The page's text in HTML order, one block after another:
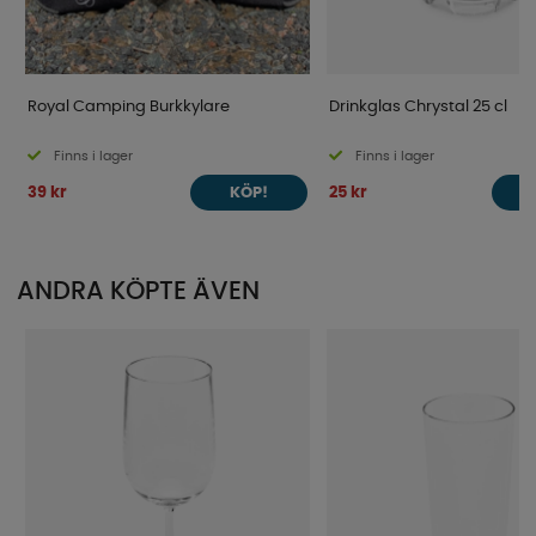
Royal Camping Burkkylare
Finns i lager
39 kr KÖP!
Drinkglas Chrystal 25 cl
Finns i lager
25 kr
ANDRA KÖPTE ÄVEN